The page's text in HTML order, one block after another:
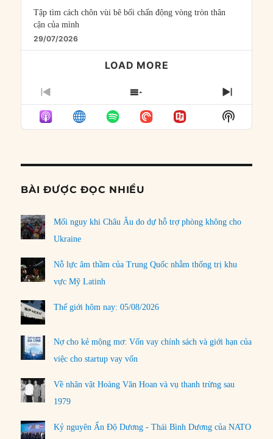
Tập tìm cách chôn vùi bê bối chấn động vòng tròn thân
cận của mình
29/07/2026
LOAD MORE
PREVIOUS
EPISODE
SHOW
EPISODES
LIST
NEXT
Show
Podcast
BÀI ĐƯỢC ĐỌC NHIỀU
Mối nguy khi Châu Âu do dự hỗ trợ phòng không cho
Ukraine
Nỗ lực âm thầm của Trung Quốc nhằm thống trị khu
vực Mỹ Latinh
Thế giới hôm nay: 05/08/2026
Nợ cho kẻ mộng mơ: Vốn vay chính sách và giới hạn của
việc cho startup vay vốn
Về nhân vật Hoàng Văn Hoan và vụ thanh trừng sau
1979
Kỷ nguyên Ấn Độ Dương - Thái Bình Dương của NATO